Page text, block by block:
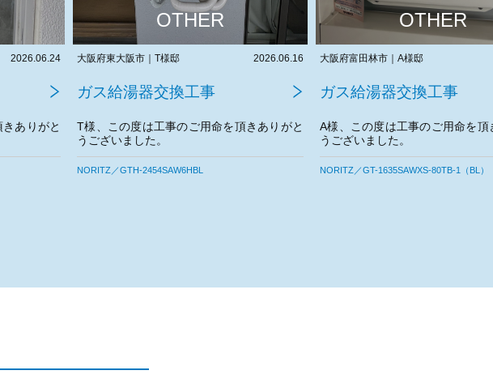
2026.06.16
ありがと
。
OTHER
大阪府富田林市｜A様邸 2026.06.10
ガス給湯器交換工事
A様、この度は工事のご用命を頂きありがと
うございました。
今後とも宜しくお願いいたします。
NORITZ／GT-1635SAWXS-80TB-1（BL）
OTHER
大阪市福島区｜店舗
階段手摺取付工事
T様、この度は工事のご用命を頂
うございました。
今後とも宜しくお願いいたします
DAIKEN